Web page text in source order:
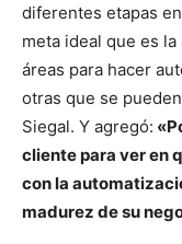
diferentes etapas
meta ideal que es
áreas para hacer
otras que se
Siegal. Y agregó:
cliente para ver en
con la
madurez de su